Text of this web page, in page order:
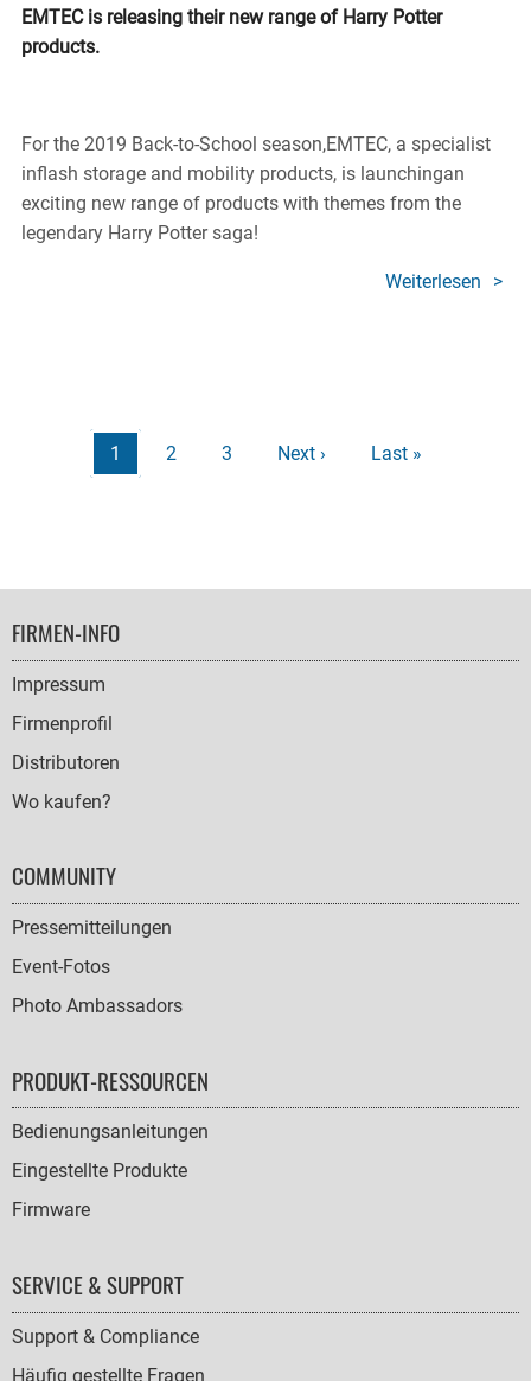
EMTEC is releasing their new range of Harry Potter
products.
For the 2019 Back-to-School season,EMTEC, a specialist
inflash storage and mobility products, is launchingan
exciting new range of products with themes from the
legendary Harry Potter saga!
Weiterlesen über
Seitennummerierung
Aktuelle
Seite
1 Seite
2 Seite
3
Nächste
Next ›
Letzte
Last »
FOOTER
NAVIGATION
FIRMEN-INFO
Impressum
Firmenprofil
Distributoren
Wo kaufen?
COMMUNITY
Pressemitteilungen
Event-Fotos
Photo Ambassadors
PRODUKT-RESSOURCEN
Bedienungsanleitungen
Eingestellte Produkte
Firmware
SERVICE & SUPPORT
Support & Compliance
Häufig gestellte Fragen